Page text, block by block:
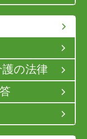
の法律